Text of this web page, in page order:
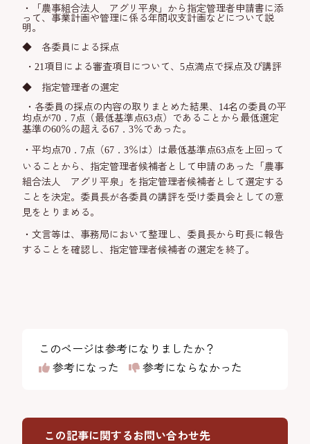
・「農事組合法人 アグリ平泉」から指定管理者申請書に添
って、事業計画や管理に係る年間収支計画などについて説
明。
◆ 各委員による採点
・ 21項目による審査項目について、 5点満点で採点及び講評
◆ 指定管理者の選定
・各委員の採点の内容の取りまとめた結果、
14名の委員の平
均点が70．7点（最低基準点63点）であることから最低選定
基準の60％の超える67．3％であった。
・平均点70．7点（67．3％は）は最低基準点63点を上回って
いることから、指定管理者候補者として申請のあった「農事
組合法人 アグリ平泉」を指定管理者候補者として選定する
ことを決定。委員長が各委員の講評を受け委員会としての意
見をとりまめる。
・文言等は、事務局において整理し、委員長から町長に報告
することを確認し、指定管理者候補者の選定を終了。
このページは参考になりましたか？
参考になった
参考にならなかった
この記事に関するお問い合わせ先